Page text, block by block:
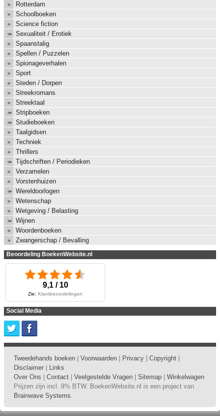
Rotterdam
Schoolboeken
Science fiction
Sexualiteit / Erotiek
Spaanstalig
Spellen / Puzzelen
Spionageverhalen
Sport
Steden / Dorpen
Streekromans
Streektaal
Stripboeken
Studieboeken
Taalgidsen
Techniek
Thrillers
Tijdschriften / Periodieken
Verzamelen
Vorstenhuizen
Wereldoorlogen
Wetenschap
Wetgeving / Belasting
Wijnen
Woordenboeken
Zwangerschap / Bevalling
Beoordeling BoekenWebsite.nl
9,1 / 10
Zie: Klantbeoordelingen
Social Media
Tweedehands boeken Voorwaarden Privacy Copyright
Disclaimer
Links
Over Ons
Contact Veelgestelde Vragen Sitemap
Winkelwagen
Prijzen zijn incl. 9% BTW. BoekenWebsite.nl is een project van
Brainwave Systems.